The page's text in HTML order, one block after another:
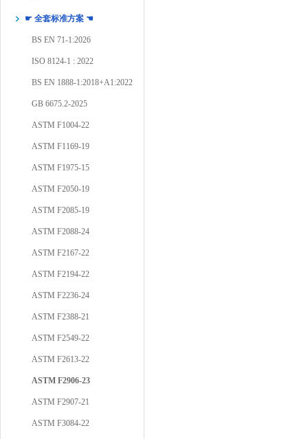
☛ 全套标准方案 ☚
BS EN 71-1:2026
ISO 8124-1 : 2022
BS EN 1888-1:2018+A1:2022
GB 6675.2-2025
ASTM F1004-22
ASTM F1169-19
ASTM F1975-15
ASTM F2050-19
ASTM F2085-19
ASTM F2088-24
ASTM F2167-22
ASTM F2194-22
ASTM F2236-24
ASTM F2388-21
ASTM F2549-22
ASTM F2613-22
ASTM F2906-23
ASTM F2907-21
ASTM F3084-22